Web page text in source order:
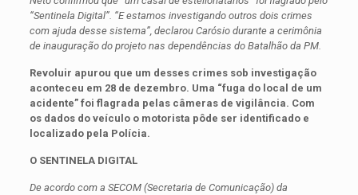
“Sentinela Digital”. “E estamos investigando outros dois crimes
com ajuda desse sistema”, declarou Carósio durante a cerimônia
de inauguração do projeto nas dependências do Batalhão da PM.
Revoluir apurou que um desses crimes sob investigação
aconteceu em 28 de dezembro. Uma “fuga do local de um
acidente” foi flagrada pelas câmeras de vigilância. Com
os dados do veículo o motorista pôde ser identificado e
localizado pela Polícia.
O SENTINELA DIGITAL
De acordo com a SECOM (Secretaria de Comunicação) da